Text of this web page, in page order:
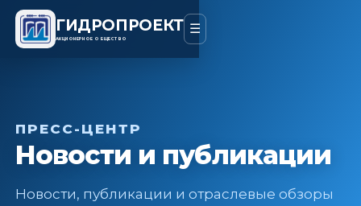
ГИДРОПРОЕКТ
АКЦИОНЕРНОЕ ОБЩЕСТВО
☰
ПРЕСС-ЦЕНТР
Новости и публикации
Новости, публикации и отраслевые обзоры